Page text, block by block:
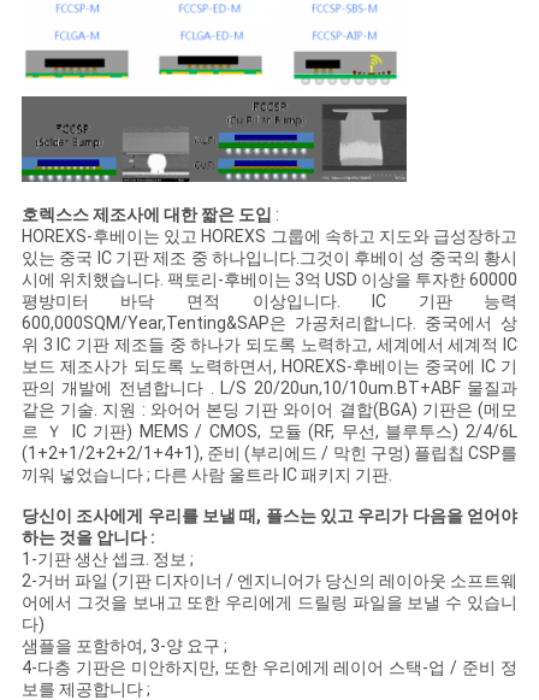
요
하
세
요
사
이
트
맵
PRIVACY
POLICY
호렉스스 제조사에 대한 짧은 도입 :
HOREXS-후베이는 있고 HOREXS 그룹에 속하고 지도와 급성장하고
있는 중국 IC 기판 제조 중 하나입니다.그것이 후베이 성 중국의 황시
시에 위치했습니다. 팩토리-후베이는 3억 USD 이상을 투자한 60000
평방미터 바닥 면적 이상입니다. IC 기판 능력
600,000SQM/Year,Tenting&SAP은 가공처리합니다. 중국에서 상
위 3 IC 기판 제조들 중 하나가 되도록 노력하고, 세계에서 세계적 IC
보드 제조사가 되도록 노력하면서, HOREXS-후베이는 중국에 IC 기
판의 개발에 전념합니다 . L/S 20/20un,10/10um.BT+ABF 물질과
같은 기술. 지원 : 와어어 본딩 기판 와이어 결합(BGA) 기판은 (메모
르 Ｙ IC 기판) MEMS / CMOS, 모듈 (RF, 무선, 블루투스) 2/4/6L
(1+2+1/2+2+2/1+4+1), 준비 (부리에드 / 막힌 구멍) 플립칩 CSP를
끼워 넣었습니다 ; 다른 사람 울트라 IC 패키지 기판.
당신이 조사에게 우리를 보낼 때, 플스는 있고 우리가 다음을 얻어야
하는 것을 압니다 :
1-기판 생산 셉크. 정보 ;
2-거버 파일 (기판 디자이너 / 엔지니어가 당신의 레이아웃 소프트웨
어에서 그것을 보내고 또한 우리에게 드릴링 파일을 보낼 수 있습니
다)
샘플을 포함하여, 3-양 요구 ;
4-다층 기판은 미안하지만, 또한 우리에게 레이어 스택-업 / 준비 정
보를 제공합니다 ;